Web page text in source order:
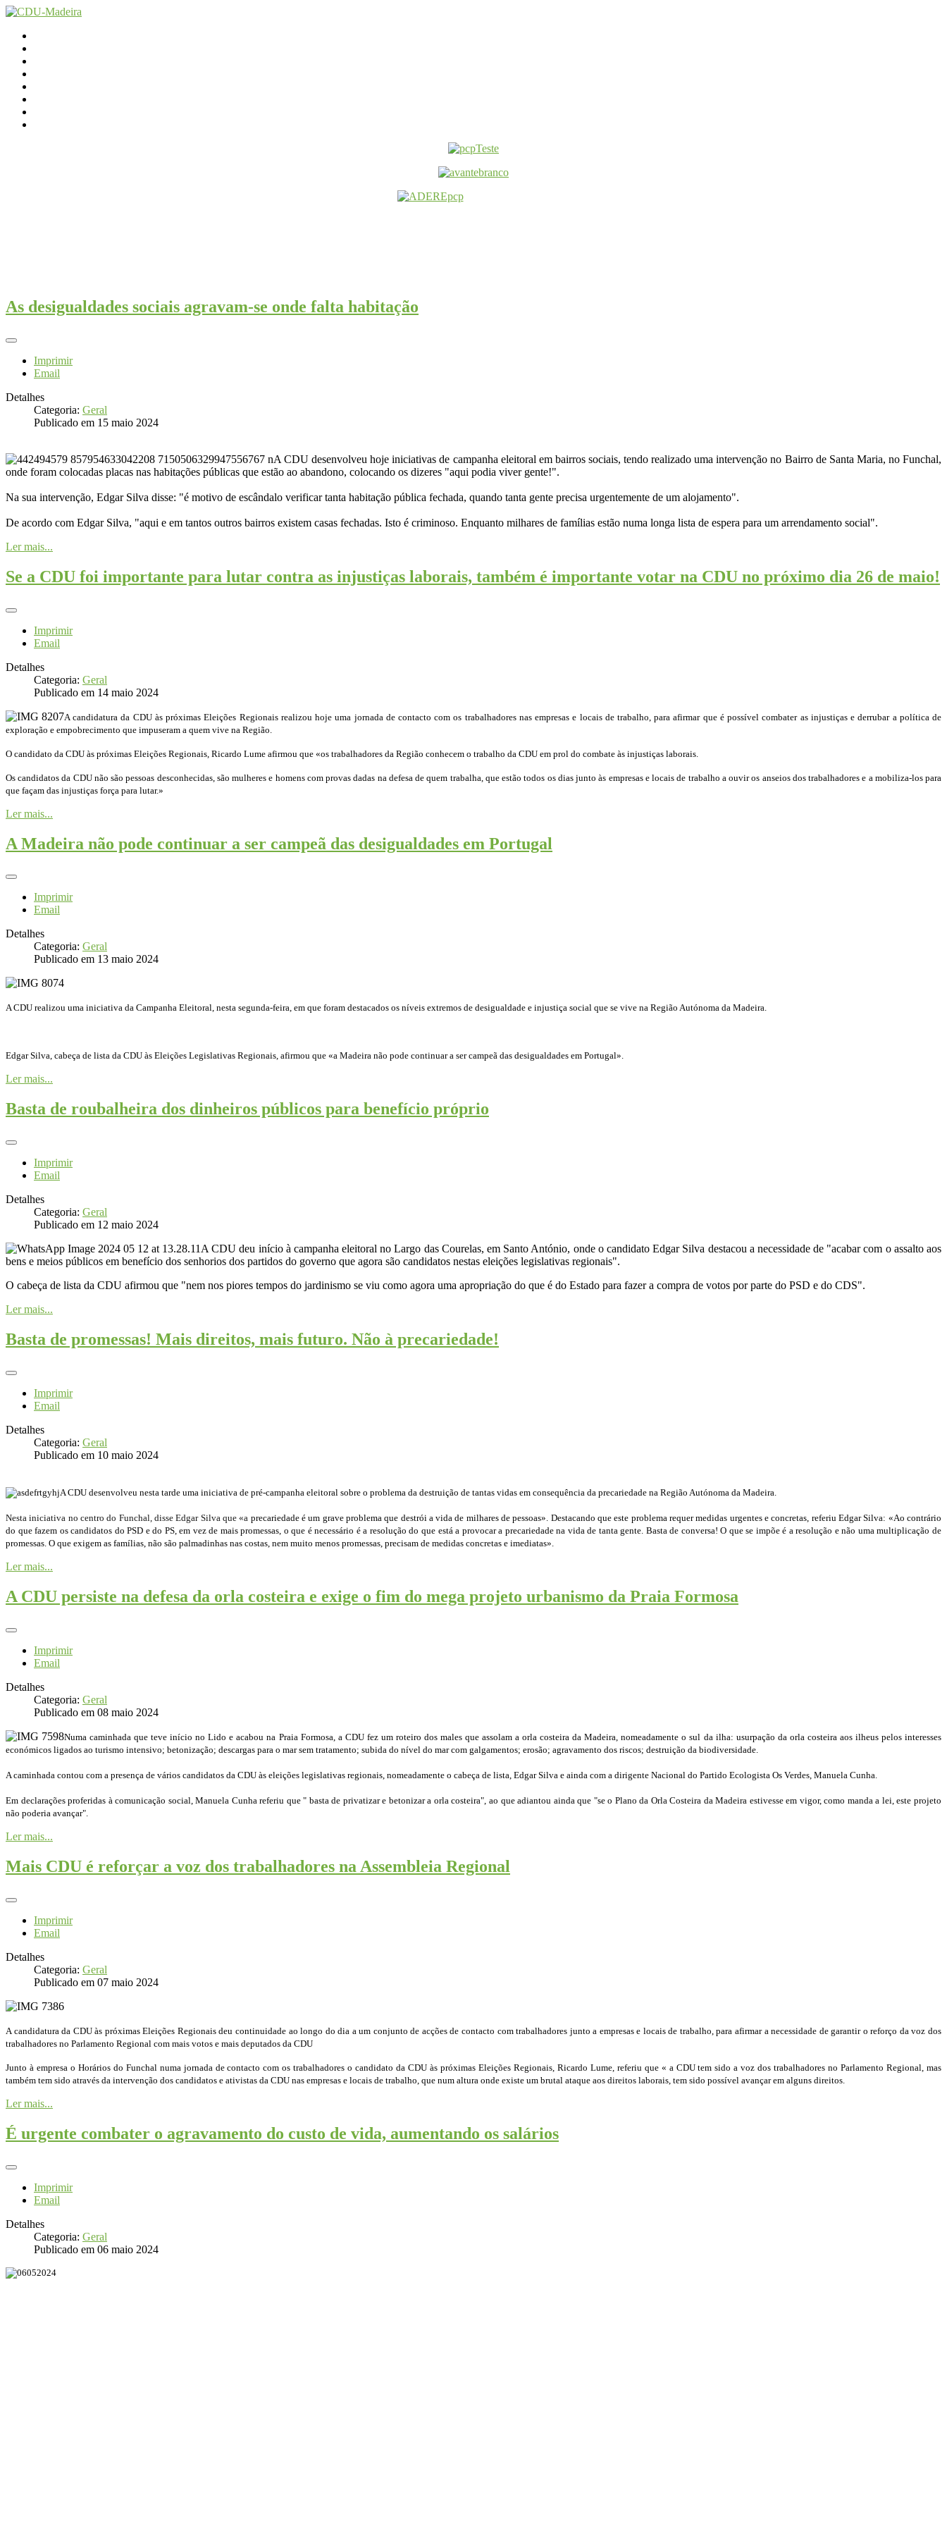
As desigualdades sociais agravam-se onde falta habitação
Imprimir
Email
Detalhes
Categoria: Geral
Publicado em 15 maio 2024
A CDU desenvolveu hoje iniciativas de campanha eleitoral em bairros sociais, tendo realizado uma intervenção no Bairro de Santa Maria, no Funchal,
onde foram colocadas placas nas habitações públicas que estão ao abandono, colocando os dizeres "aqui podia viver gente!".
Na sua intervenção, Edgar Silva disse: "é motivo de escândalo verificar tanta habitação pública fechada, quando tanta gente precisa urgentemente de um alojamento".
De acordo com Edgar Silva, "aqui e em tantos outros bairros existem casas fechadas. Isto é criminoso. Enquanto milhares de famílias estão numa longa lista de espera para um arrendamento social".
Ler mais...
Se a CDU foi importante para lutar contra as injustiças laborais, também é importante votar na CDU no próximo dia 26 de maio!
Imprimir
Email
Detalhes
Categoria: Geral
Publicado em 14 maio 2024
A candidatura da CDU às próximas Eleições Regionais realizou hoje uma jornada de contacto com os trabalhadores nas empresas e locais de trabalho, para afirmar que é possível combater as injustiças e derrubar a política de
exploração e empobrecimento que impuseram a quem vive na Região.
O candidato da CDU às próximas Eleições Regionais, Ricardo Lume afirmou que «os trabalhadores da Região conhecem o trabalho da CDU em prol do combate às injustiças laborais.
Os candidatos da CDU não são pessoas desconhecidas, são mulheres e homens com provas dadas na defesa de quem trabalha, que estão todos os dias junto às empresas e locais de trabalho a ouvir os anseios dos trabalhadores e a mobiliza-los para
que façam das injustiças força para lutar.»
Ler mais...
A Madeira não pode continuar a ser campeã das desigualdades em Portugal
Imprimir
Email
Detalhes
Categoria: Geral
Publicado em 13 maio 2024
A CDU realizou uma iniciativa da Campanha Eleitoral, nesta segunda-feira, em que foram destacados os níveis extremos de desigualdade e injustiça social que se vive na Região Autónoma da Madeira.
Edgar Silva, cabeça de lista da CDU às Eleições Legislativas Regionais, afirmou que «a Madeira não pode continuar a ser campeã das desigualdades em Portugal».
Ler mais...
Basta de roubalheira dos dinheiros públicos para benefício próprio
Imprimir
Email
Detalhes
Categoria: Geral
Publicado em 12 maio 2024
A CDU deu início à campanha eleitoral no Largo das Courelas, em Santo António, onde o candidato Edgar Silva destacou a necessidade de "acabar com o assalto aos
bens e meios públicos em benefício dos senhorios dos partidos do governo que agora são candidatos nestas eleições legislativas regionais".
O cabeça de lista da CDU afirmou que "nem nos piores tempos do jardinismo se viu como agora uma apropriação do que é do Estado para fazer a compra de votos por parte do PSD e do CDS".
Ler mais...
Basta de promessas! Mais direitos, mais futuro. Não à precariedade!
Imprimir
Email
Detalhes
Categoria: Geral
Publicado em 10 maio 2024
A CDU desenvolveu nesta tarde uma iniciativa de pré-campanha eleitoral sobre o problema da destruição de tantas vidas em consequência da precariedade na Região Autónoma da Madeira.
Nesta iniciativa no centro do Funchal, disse Edgar Silva que «a precariedade é um grave problema que destrói a vida de milhares de pessoas». Destacando que este problema requer medidas urgentes e concretas, referiu Edgar Silva: «Ao contrário
do que fazem os candidatos do PSD e do PS, em vez de mais promessas, o que é necessário é a resolução do que está a provocar a precariedade na vida de tanta gente. Basta de conversa! O que se impõe é a resolução e não uma multiplicação de
promessas. O que exigem as famílias, não são palmadinhas nas costas, nem muito menos promessas, precisam de medidas concretas e imediatas».
Ler mais...
A CDU persiste na defesa da orla costeira e exige o fim do mega projeto urbanismo da Praia Formosa
Imprimir
Email
Detalhes
Categoria: Geral
Publicado em 08 maio 2024
Numa caminhada que teve início no Lido e acabou na Praia Formosa, a CDU fez um roteiro dos males que assolam a orla costeira da Madeira, nomeadamente o sul da ilha: usurpação da orla costeira aos ilheus pelos interesses
económicos ligados ao turismo intensivo; betonização; descargas para o mar sem tratamento; subida do nível do mar com galgamentos; erosão; agravamento dos riscos; destruição da biodiversidade.
A caminhada contou com a presença de vários candidatos da CDU às eleições legislativas regionais, nomeadamente o cabeça de lista, Edgar Silva e ainda com a dirigente Nacional do Partido Ecologista Os Verdes, Manuela Cunha.
Em declarações proferidas à comunicação social, Manuela Cunha referiu que " basta de privatizar e betonizar a orla costeira", ao que adiantou ainda que "se o Plano da Orla Costeira da Madeira estivesse em vigor, como manda a lei, este projeto
não poderia avançar".
Ler mais...
Mais CDU é reforçar a voz dos trabalhadores na Assembleia Regional
Imprimir
Email
Detalhes
Categoria: Geral
Publicado em 07 maio 2024
A candidatura da CDU às próximas Eleições Regionais deu continuidade ao longo do dia a um conjunto de acções de contacto com trabalhadores junto a empresas e locais de trabalho, para afirmar a necessidade de garantir o reforço da voz dos
trabalhadores no Parlamento Regional com mais votos e mais deputados da CDU
Junto à empresa o Horários do Funchal numa jornada de contacto com os trabalhadores o candidato da CDU às próximas Eleições Regionais, Ricardo Lume, referiu que « a CDU tem sido a voz dos trabalhadores no Parlamento Regional, mas
também tem sido através da intervenção dos candidatos e ativistas da CDU nas empresas e locais de trabalho, que num altura onde existe um brutal ataque aos direitos laborais, tem sido possível avançar em alguns direitos.
Ler mais...
É urgente combater o agravamento do custo de vida, aumentando os salários
Imprimir
Email
Detalhes
Categoria: Geral
Publicado em 06 maio 2024